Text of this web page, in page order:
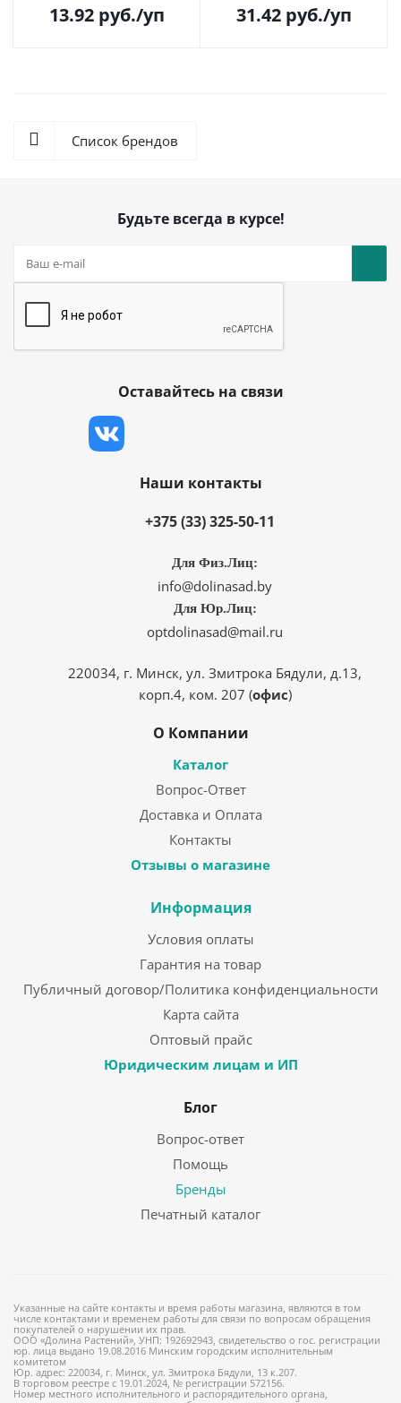
13.92 руб./уп 31.42 руб./уп
Список брендов
Будьте всегда в курсе!
Оставайтесь на связи
Наши контакты
+375 (33) 325-50-11
Для Физ.Лиц:
info@dolinasad.by
Для Юр.Лиц:
optdolinasad@mail.ru
220034, г. Минск, ул. Змитрока Бядули, д.13,
корп.4, ком. 207 (офис)
О Компании
Каталог
Вопрос-Ответ
Доставка и Оплата
Контакты
Отзывы о магазине
Информация
Условия оплаты
Гарантия на товар
Публичный договор/Политика конфиденциальности
Карта сайта
Оптовый прайс
Юридическим лицам и ИП
Блог
Вопрос-ответ
Помощь
Бренды
Печатный каталог
Указанные на сайте контакты и время работы магазина, являются в том
числе контактами и временем работы для связи по вопросам обращения
покупателей о нарушении их прав.
ООО «Долина Растений», УНП: 192692943, свидетельство о гос. регистрации
юр. лица выдано 19.08.2016 Минским городским исполнительным
комитетом
Юр. адрес: 220034, г. Минск, ул. Змитрока Бядули, 13 к.207.
В торговом реестре с 19.01.2024, № регистрации 572156.
Номер местного исполнительного и распорядительного органа,